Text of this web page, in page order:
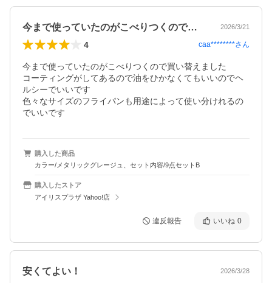
今まで使っていたのがこべりつくので買い… 2026/3/21
4 caa********さん
今まで使っていたのがこべりつくので買い替えました
コーティングがしてあるので油をひかなくてもいいのでヘ
ルシーでいいです
色々なサイズのフライパンも用途によって使い分けれるの
でいいです
購入した商品
カラー/メタリックグレージュ、セット内容/9点セットB
購入したストア
アイリスプラザ Yahoo!店
違反報告 いいね 0
安くてよい！ 2026/3/28